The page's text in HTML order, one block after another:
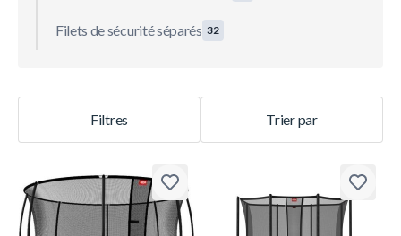
Filets de sécurité séparés 32
Trier par
Filtres